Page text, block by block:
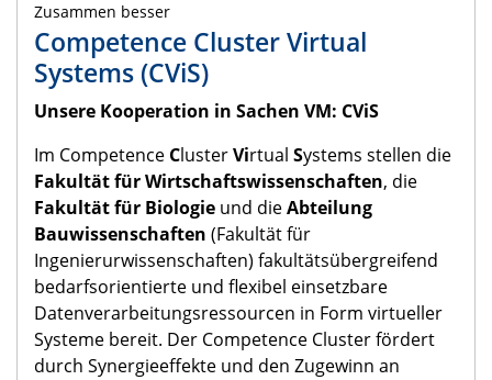
Zusammen besser
Competence Cluster Virtual
Systems (CViS)
Unsere Kooperation in Sachen VM: CViS
Im Competence ClusterVirtual Systems stellen die
Fakultät für Wirtschaftswissenschaften, die
Fakultät für Biologie und dieAbteilung
Bauwissenschaften (Fakultät für
Ingenierurwissenschaften) fakultätsübergreifend
bedarfsorientierte und flexibel einsetzbare
Datenverarbeitungsressourcen in Form virtueller
Systeme bereit. Der Competence Cluster fördert
durch Synergieeffekte und den Zugewinn an